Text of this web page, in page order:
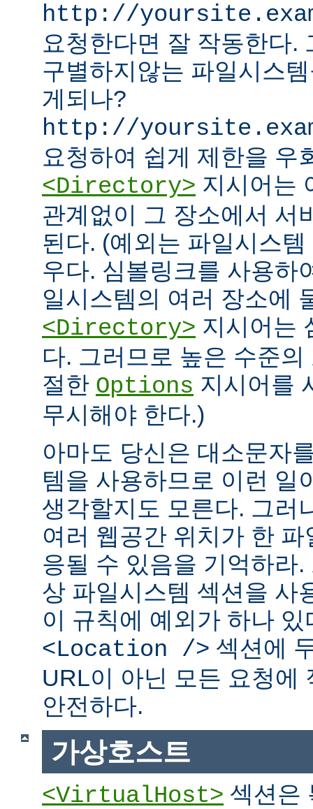
http://
요청한다면 잘 작동한다.
구별하지않는 파일시스
게되나?
http://
요청하여 쉽게 제한을 우
<Directory> 지시어는
관계없이 그 장소에서 서
된다. (예외는 파일시스
우다. 심볼링크를 사용하
일시스템의 여러 장소에
<Directory> 지시어는
다. 그러므로 높은 수준
절한 Options 지시어를
무시해야 한다.)
아마도 당신은 대소문자
템을 사용하므로 이런 일
생각할지도 모른다. 그러
여러 웹공간 위치가 한
응될 수 있음을 기억하라
상 파일시스템 섹션을 사
이 규칙에 예외가 하나
<Location /> 섹션에
URL이 아닌 모든 요청에
안전하다.
가상호스트
<VirtualHost> 섹션은